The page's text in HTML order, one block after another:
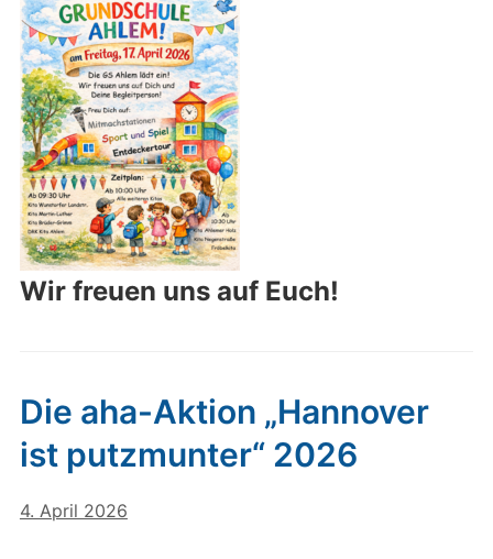
Wir freuen uns auf Euch!
Die aha-Aktion „Hannover
ist putzmunter“ 2026
4. April 2026